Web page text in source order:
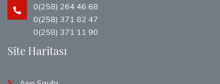
0(258) 264 46 68
0(258) 371 82 47
0(258) 371 11 90
Site Haritası